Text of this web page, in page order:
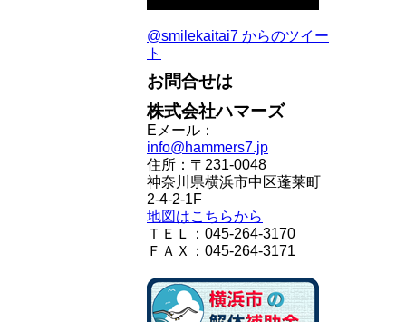
@smilekaitai7 からのツイー
ト
お問合せは
株式会社ハマーズ
Eメール：
info@hammers7.jp
住所：〒231-0048
神奈川県横浜市中区蓬莱町
2-4-2-1F
地図はこちらから
ＴＥＬ：045-264-3170
ＦＡＸ：045-264-3171